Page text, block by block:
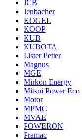
JCB
Jenbacher
KOGEL
KOOP
KUB
KUBOTA
Lister Petter
Magnus
MGE
Mirkon Energy
Mitsui Power Eco
Motor
MPMC
MVAE
POWERON
Pramac